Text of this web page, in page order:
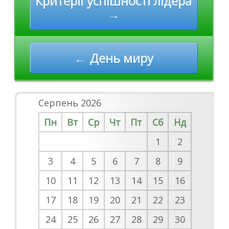
→
← День миру
Серпень 2026
Пн
Вт Ср Чт Пт Сб
Нд
1
2
3
4 5 6 7 8
9
10
11 12 13 14 15
16
17
18 19 20 21 22
23
24
25 26 27 28 29 30